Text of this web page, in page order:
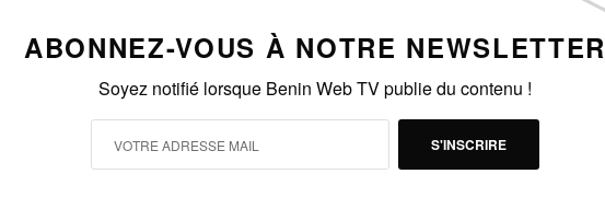
ABONNEZ-VOUS À NOTRE NEWSLETTER
Soyez notifié lorsque Benin Web TV publie du contenu !
S'INSCRIRE